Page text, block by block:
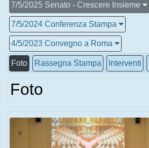
7/5/2025 Senato - Crescere Insieme
7/5/2024 Conferenza Stampa
4/5/2023 Convegno a Roma
Foto Rassegna Stampa Interventi
Foto